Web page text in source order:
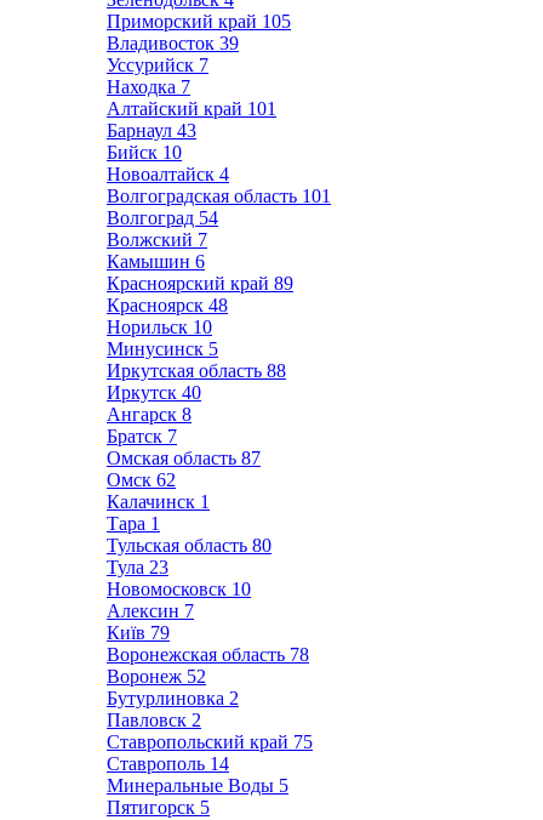
Приморский край 105
Владивосток 39
Уссурийск 7
Находка 7
Алтайский край 101
Барнаул 43
Бийск 10
Новоалтайск 4
Волгоградская область 101
Волгоград 54
Волжский 7
Камышин 6
Красноярский край 89
Красноярск 48
Норильск 10
Минусинск 5
Иркутская область 88
Иркутск 40
Ангарск 8
Братск 7
Омская область 87
Омск 62
Калачинск 1
Тара 1
Тульская область 80
Тула 23
Новомосковск 10
Алексин 7
Київ 79
Воронежская область 78
Воронеж 52
Бутурлиновка 2
Павловск 2
Ставропольский край 75
Ставрополь 14
Минеральные Воды 5
Пятигорск 5